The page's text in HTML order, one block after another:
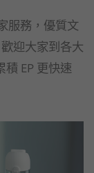
服務，優質文
迎大家到各大
EP 更快速